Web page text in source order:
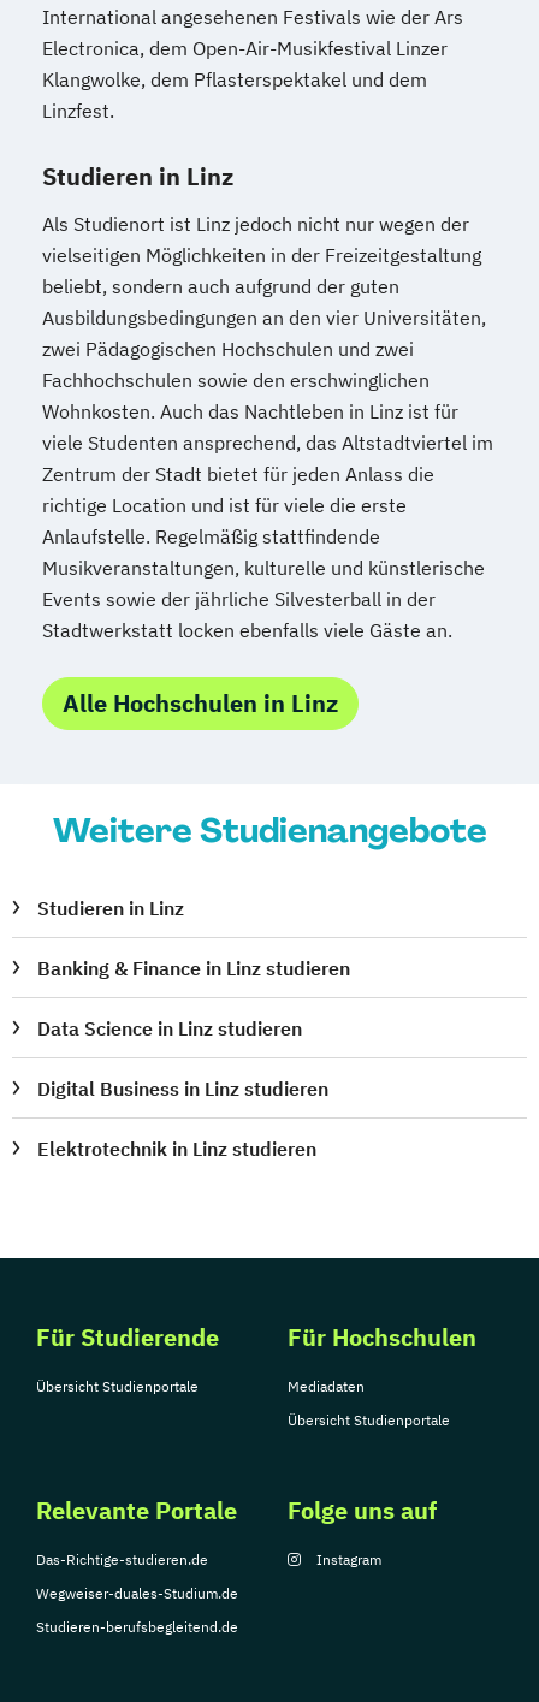
Mechatronik
Mediation und Konfliktmanagement
Mediendesign
Medizinische Informatik
Modemanagement
Nachhaltiges Management New Work
Online Marketing
Online Marketing (DE/EN)
Personalentwicklung
Personalmanagement
Personalmanagement (DE/EN)
Pflege
Pflegemanagement Pflegepädagogik
Physiotherapie
Product Management (DE/EN)
Produktdesign
Projektmanagement (DE/EN)
Psychologie Public Health
Public Management für
Bildungsberatung und Leitung
Soziale Arbeit
Soziale Arbeit Schwerpunkt Kinder und
Jugendliche
Sozialmanagement
Sozialpädagogik und Inklusion
Supply Chain Management
Wirtschaftsinformatik (DE/EN)
Wirtschaftsingenieurwesen Medizintechnik
Wirtschaftspsychologie (DE/EN)
Ökonom/in
International angesehenen Festivals wie der Ars
Electronica, dem Open-Air-Musikfestival Linzer
Klangwolke, dem Pflasterspektakel und dem
Linzfest.
Studieren in Linz
Als Studienort ist Linz jedoch nicht nur wegen der
vielseitigen Möglichkeiten in der Freizeitgestaltung
beliebt, sondern auch aufgrund der guten
Ausbildungsbedingungen an den vier Universitäten,
zwei Pädagogischen Hochschulen und zwei
Fachhochschulen sowie den erschwinglichen
Wohnkosten. Auch das Nachtleben in Linz ist für
viele Studenten ansprechend, das Altstadtviertel im
Zentrum der Stadt bietet für jeden Anlass die
richtige Location und ist für viele die erste
Anlaufstelle. Regelmäßig stattfindende
Musikveranstaltungen, kulturelle und künstlerische
Events sowie der jährliche Silvesterball in der
Stadtwerkstatt locken ebenfalls viele Gäste an.
Alle Hochschulen in Linz
Weitere Studienangebote
Studieren in Linz
Banking & Finance in Linz studieren
Data Science in Linz studieren
Digital Business in Linz studieren
Elektrotechnik in Linz studieren
Für Studierende
Übersicht Studienportale
Für Hochschulen
Mediadaten
Übersicht Studienportale
Relevante Portale
Das-Richtige-studieren.de
Wegweiser-duales-Studium.de
Studieren-berufsbegleitend.de
Folge uns auf
Instagram